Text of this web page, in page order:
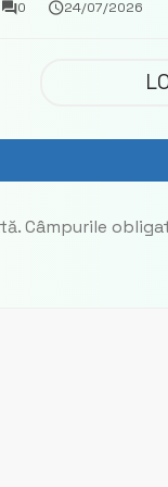
0
ce a
Democrat
24/07/2026
Câmpurile